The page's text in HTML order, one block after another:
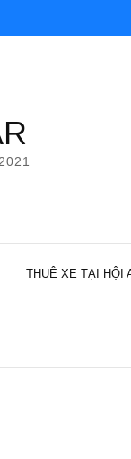
THUÊ XE TẠI HỘI